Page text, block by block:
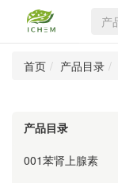
首页 产品目录
产品目录
001苯肾上腺素